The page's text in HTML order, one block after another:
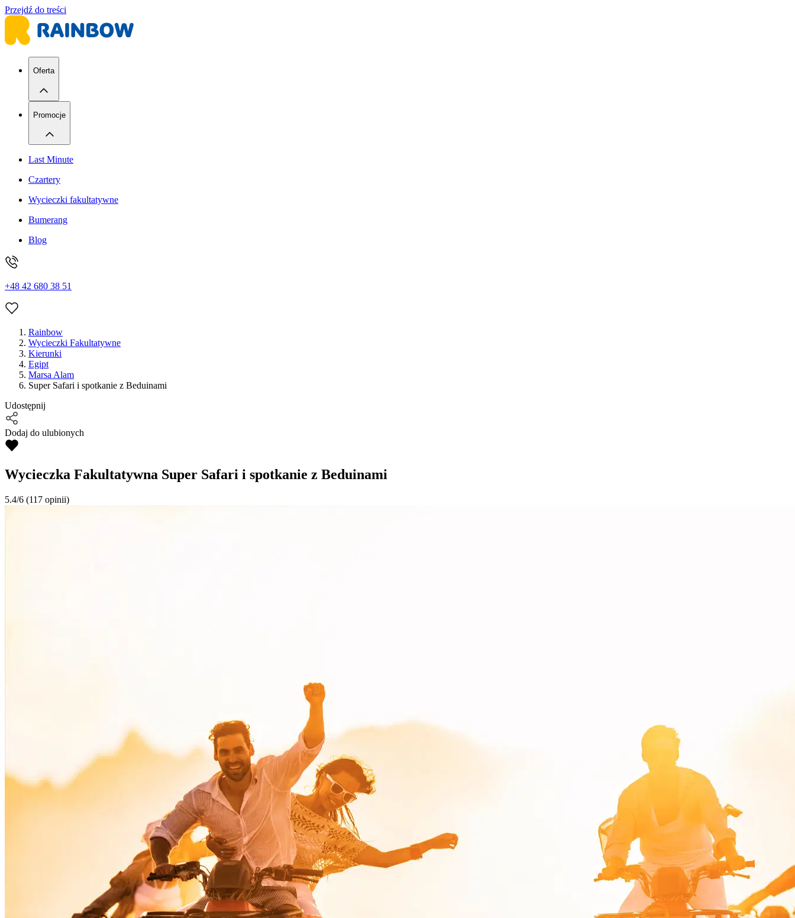
Przejdź do treści
Oferta
Promocje
Last Minute
Czartery
Wycieczki fakultatywne
Bumerang
Blog
+48 42 680 38 51
Rainbow
Wycieczki Fakultatywne
Kierunki
Egipt
Marsa Alam
Super Safari i spotkanie z Beduinami
Udostępnij
Dodaj do ulubionych
Wycieczka Fakultatywna Super Safari i spotkanie z Beduinami
5.4/6 (117 opinii)